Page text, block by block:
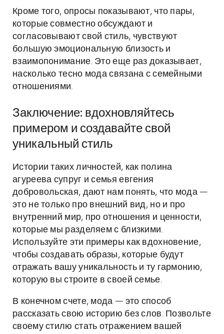
Кроме того, опросы показывают, что пары,
которые совместно обсуждают и
согласовывают свой стиль, чувствуют
большую эмоциональную близость и
взаимопонимание. Это еще раз доказывает,
насколько тесно мода связана с семейными
отношениями.
Заключение: вдохновляйтесь
примером и создавайте свой
уникальный стиль
Истории таких личностей, как полина
агуреева супруг и семья евгения
добровольская, дают нам понять, что мода —
это не только про внешний вид, но и про
внутренний мир, про отношения и ценности,
которые мы разделяем с близкими.
Используйте эти примеры как вдохновение,
чтобы создавать образы, которые будут
отражать вашу уникальность и ту гармонию,
которую вы строите в своей семье.
В конечном счете, мода — это способ
рассказать свою историю без слов. Позвольте
своему стилю стать отражением вашей